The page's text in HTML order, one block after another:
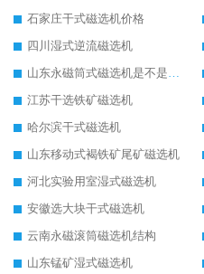
石家庄干式磁选机价格
四川湿式逆流磁选机
山东永磁筒式磁选机是不是强磁
江苏干选铁矿磁选机
哈尔滨干式磁选机
山东移动式褐铁矿尾矿磁选机
河北实验用室湿式磁选机
安徽选大块干式磁选机
云南永磁滚筒磁选机结构
山东锰矿湿式磁选机